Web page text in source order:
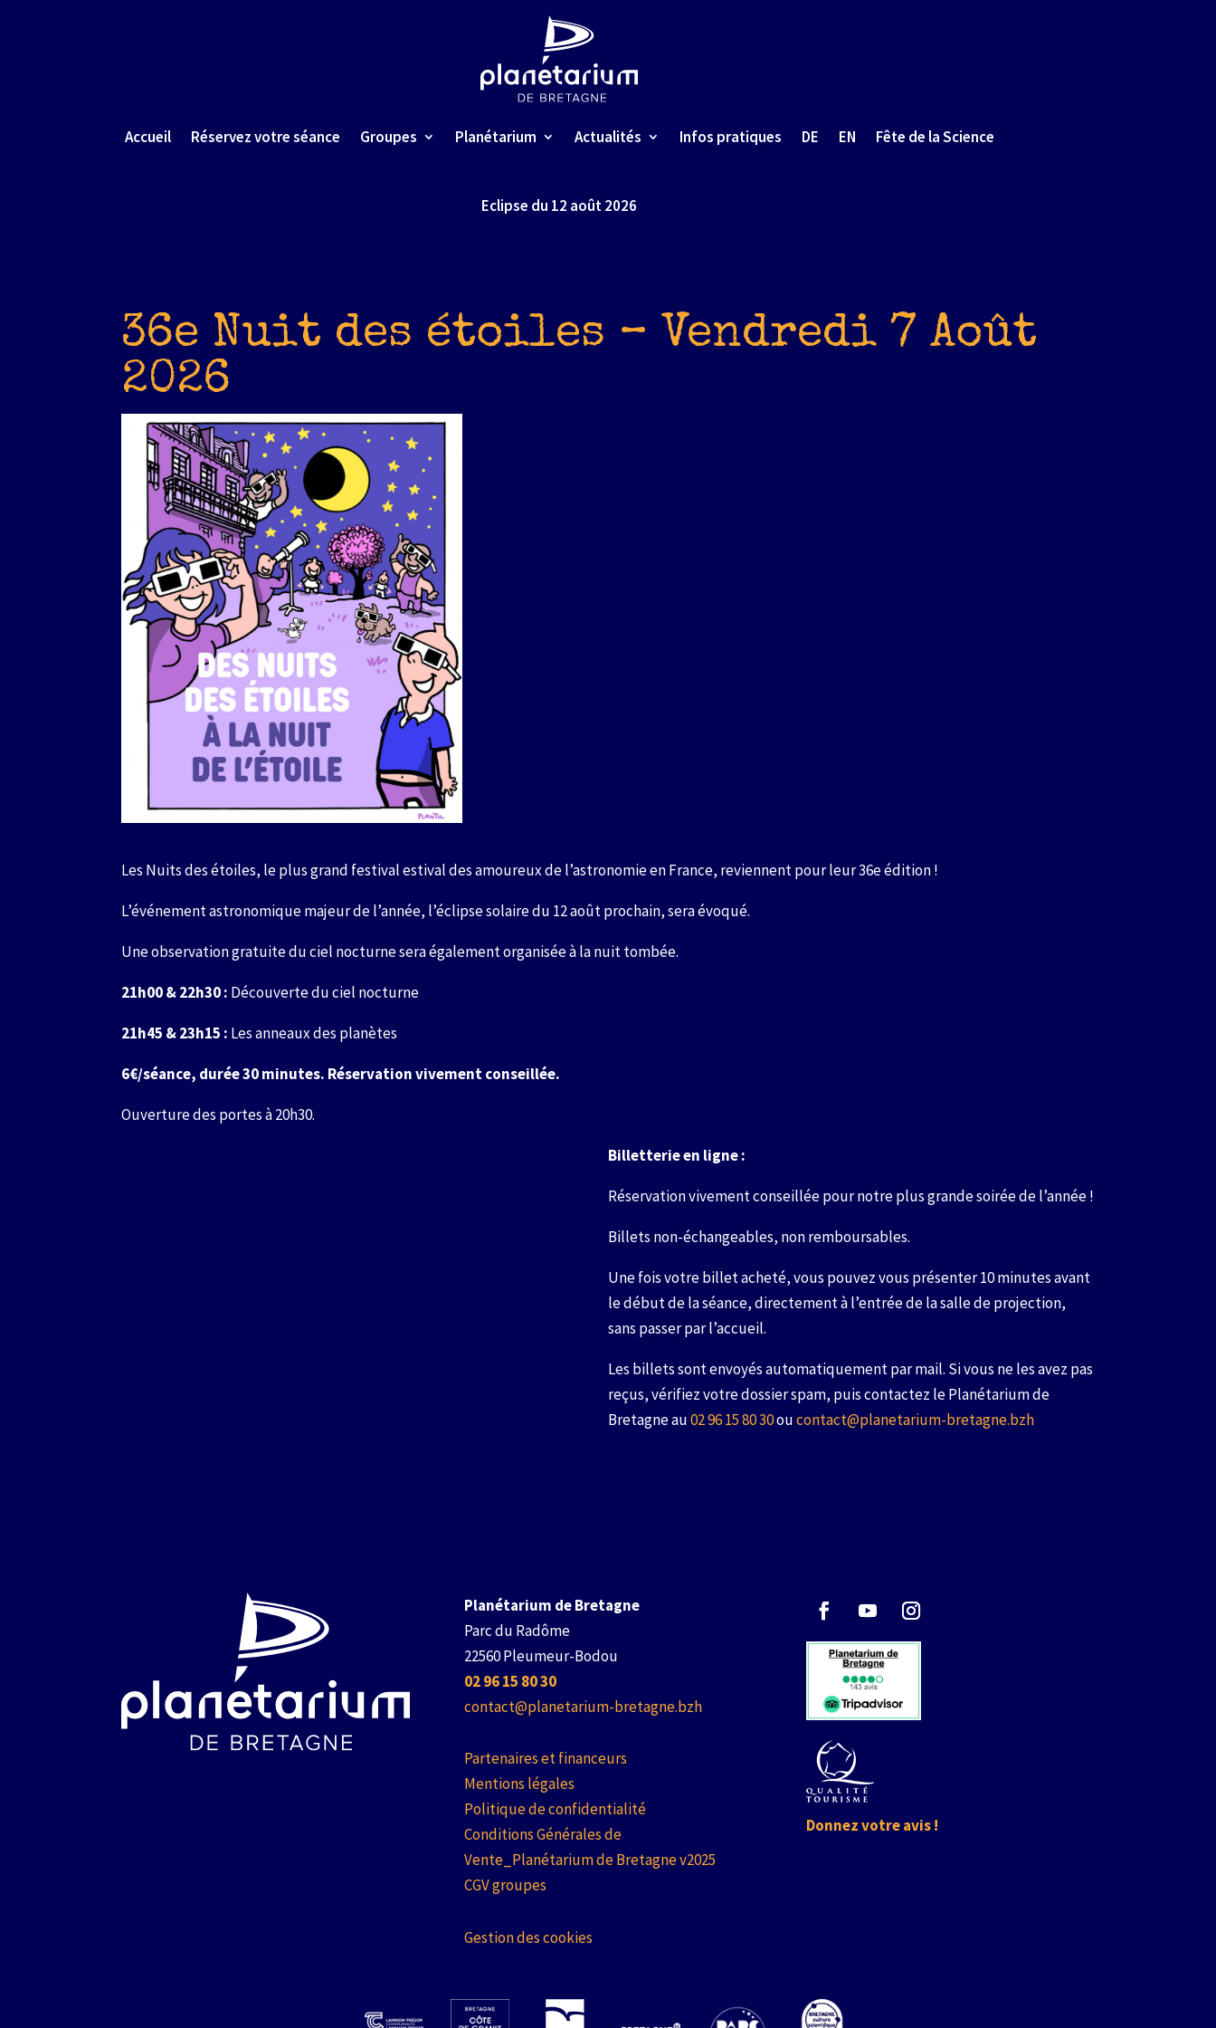
Accueil Réservez votre séance Groupes Planétarium Actualités Infos pratiques DE EN Fête de la Science
Eclipse du 12 août 2026
36e Nuit des étoiles – Vendredi 7 Août
2026
Les Nuits des étoiles, le plus grand festival estival des amoureux de l’astronomie en France, reviennent pour leur 36e édition !
L’événement astronomique majeur de l’année, l’éclipse solaire du 12 août prochain, sera évoqué.
Une observation gratuite du ciel nocturne sera également organisée à la nuit tombée.
21h00 & 22h30 : Découverte du ciel nocturne
21h45 & 23h15 : Les anneaux des planètes
6€/séance, durée 30 minutes. Réservation vivement conseillée.
Ouverture des portes à 20h30.
Billetterie en ligne :
Réservation vivement conseillée pour notre plus grande soirée de l’année !
Billets non-échangeables, non remboursables.
Une fois votre billet acheté, vous pouvez vous présenter 10 minutes avant
le début de la séance, directement à l’entrée de la salle de projection,
sans passer par l’accueil.
Les billets sont envoyés automatiquement par mail. Si vous ne les avez pas
reçus, vérifiez votre dossier spam, puis contactez le Planétarium de
Bretagne au02 96 15 80 30oucontact@planetarium-bretagne.bzh
Planétarium de Bretagne
Parc du Radôme
22560 Pleumeur-Bodou
02 96 15 80 30
contact@planetarium-bretagne.bzh
Partenaires et financeurs
Mentions légales
Politique de confidentialité
Conditions Générales de
Vente_Planétarium de Bretagne v2025
CGV groupes
Gestion des cookies
FacebookYouTubeInstagram
Donnez votre avis !